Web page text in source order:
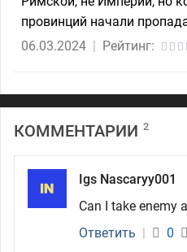
провинций начали
06.03.2024
Рейтинг:
КОММЕНТАРИИ 2
Igs Nascaryy001
Can I take enemy
Ответить
0